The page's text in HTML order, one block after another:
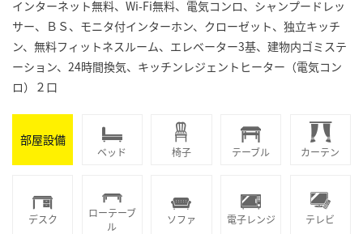
インターネット無料、Wi-Fi無料、電気コンロ、シャンプードレッ
サー、ＢＳ、モニタ付インターホン、クローゼット、独立キッチ
ン、無料フィットネスルーム、エレベーター3基、建物内ゴミステ
ーション、24時間換気、キッチンレジェントヒーター（電気コン
ロ）２口
部屋設備
ベッド 椅子 テーブル カーテン
デスク
ローテーブ
ル
ソファ 電子レンジ テレビ